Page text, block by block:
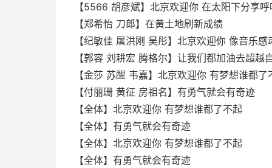
【5566 胡彦斌】北京欢迎你 在太阳下分享呼
【郑希怡 刀郎】在黄土地刷新成绩
【纪敏佳 屠洪刚 吴彤】北京欢迎你 像音乐感
【郭容 刘耕宏 腾格尔】让我们都加油去超越
【金莎 苏醒 韦嘉】北京欢迎你 有梦想谁都了
【付丽珊 黄征 房祖名】有勇气就会有奇迹
【全体】北京欢迎你 有梦想谁都了不起
【全体】有勇气就会有奇迹
【全体】北京欢迎你 有梦想谁都了不起
【全体】有勇气就会有奇迹